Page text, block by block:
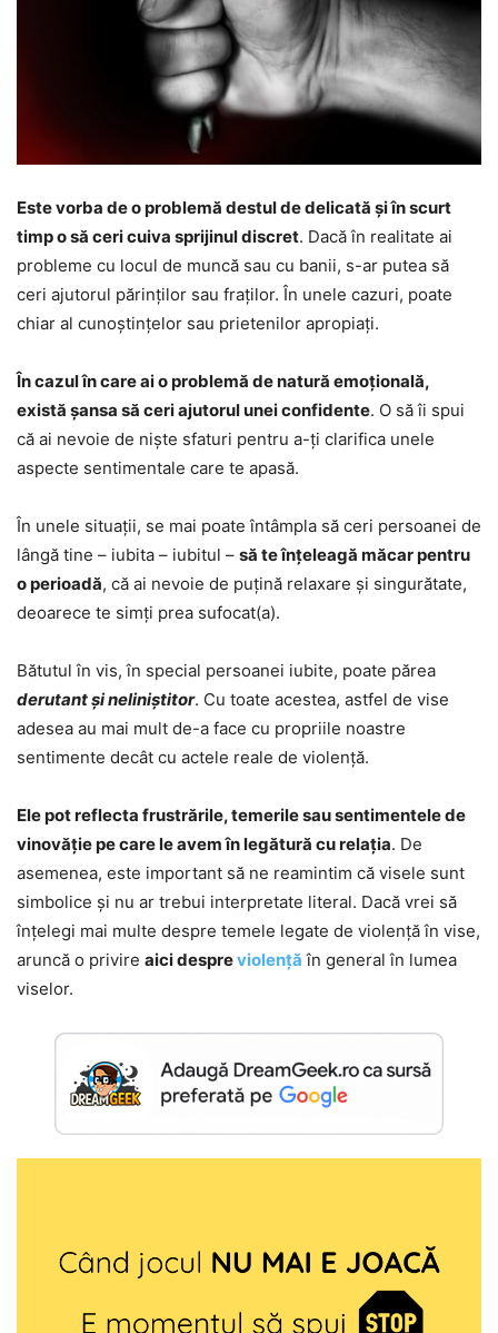
Este vorba de o problemă destul de delicată și în scurt
timp o să ceri cuiva sprijinul discret. Dacă în realitate ai
probleme cu locul de muncă sau cu banii, s-ar putea să
ceri ajutorul părinților sau fraților. În unele cazuri, poate
chiar al cunoștințelor sau prietenilor apropiați.
În cazul în care ai o problemă de natură emoțională,
există șansa să ceri ajutorul unei confidente. O să îi spui
că ai nevoie de niște sfaturi pentru a-ți clarifica unele
aspecte sentimentale care te apasă.
În unele situații, se mai poate întâmpla să ceri persoanei de
lângă tine – iubita – iubitul – să te înțeleagă măcar pentru
o perioadă, că ai nevoie de puțină relaxare și singurătate,
deoarece te simți prea sufocat(a).
Bătutul în vis, în special persoanei iubite, poate părea
derutant și neliniștitor. Cu toate acestea, astfel de vise
adesea au mai mult de-a face cu propriile noastre
sentimente decât cu actele reale de violență.
Ele pot reflecta frustrările, temerile sau sentimentele de
vinovăție pe care le avem în legătură cu relația. De
asemenea, este important să ne reamintim că visele sunt
simbolice și nu ar trebui interpretate literal. Dacă vrei să
înțelegi mai multe despre temele legate de violență în vise,
aruncă o privire aici despreviolență în general în lumea
viselor.